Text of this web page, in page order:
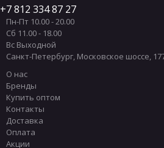
7 812 334 87 27
Пн-Пт 10.00 - 20.00
Сб 11.00 - 18.00
Вс Выходной
Санкт-Петербург, Московское шоссе,
О нас
Бренды
Купить оптом
Контакты
Доставка
Оплата
Акции